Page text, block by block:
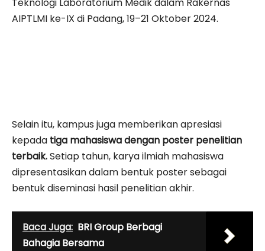
AIPTLMI ke-IX di Padang, 19–21 Oktober 2024.
Selain itu, kampus juga memberikan apresiasi
kepada tiga mahasiswa dengan poster penelitian
terbaik.Setiap tahun, karya ilmiah mahasiswa
dipresentasikan dalam bentuk poster sebagai
bentuk diseminasi hasil penelitian akhir.
Baca Juga: BRI Group Berbagi
Bahagia Bersama